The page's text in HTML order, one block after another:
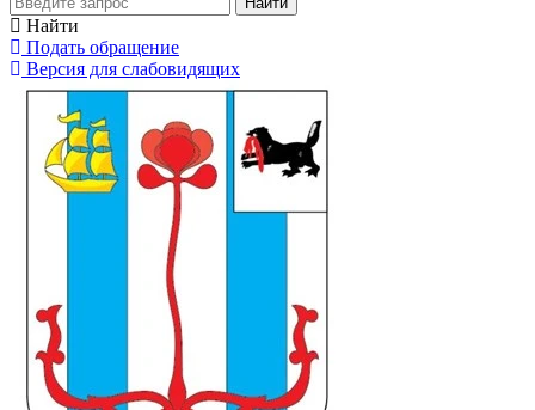
Найти
Подать обращение
Версия для слабовидящих